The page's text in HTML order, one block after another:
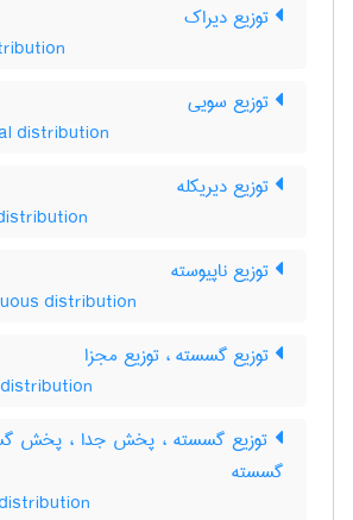
توزیع دیراک
توزیع سویی
distribution
توزیع دیریکله
توزیع ناپیوسته
distribution
توزیع گسسته ، توزیع مجزا
توزیع گسسته ، پخش جدا ، پخش
گسسته